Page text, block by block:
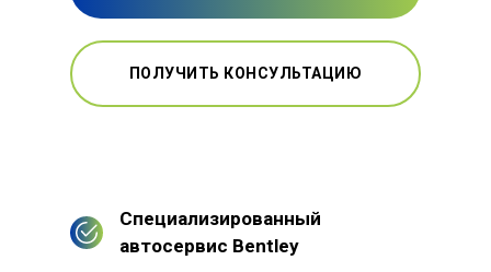
ПОЛУЧИТЬ КОНСУЛЬТАЦИЮ
Специализированный
автосервис Bentley